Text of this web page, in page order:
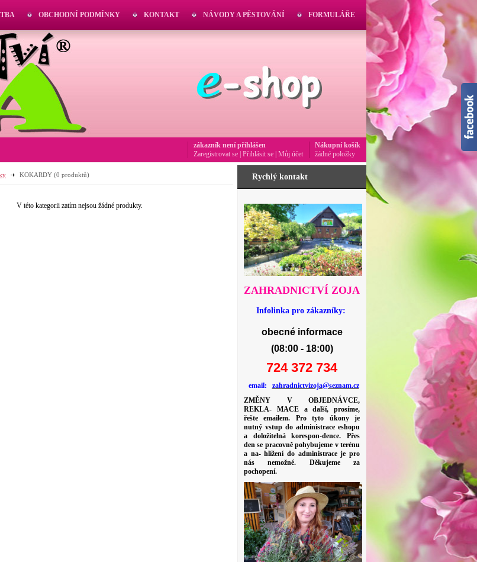
KOKARDY (0 produktů)
V této kategorii zatím nejsou žádné produkty.
Rychlý kontakt
ZAHRADNICTVÍ ZOJA
Infolinka pro zákazníky:
obecné informace
(08:00 - 18:00)
724 372 734
email: zahradnictvizoja@seznam.cz
ZMĚNY V OBJEDNÁVCE,
REKLA- MACE a další, prosíme,
řešte emailem. Pro tyto úkony je
nutný vstup do administrace eshopu
a doložitelná korespon-dence. Přes
den se pracovně pohybujeme v terénu
a na- hlížení do administrace je pro
nás nemožné. Děkujeme za
pochopení.
OBCHODNÍ PODMÍNKY KONTAKT NÁVODY A PĚSTOVÁNÍ FORMULÁŘE
Nákupní košík
žádné položky
zákazník není přihlášen
Zaregistrovat se Přihlásit se Můj účet